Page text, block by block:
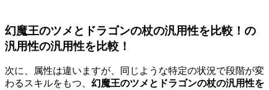
幻魔王のツメとドラゴンの杖の汎用性を比較！の
汎用性の汎用性を比較！
次に、属性は違いますが、同じような特定の状況で段階が変
わるスキルをもつ、 幻魔王のツメとドラゴンの杖の汎用性を